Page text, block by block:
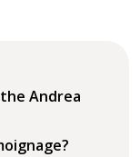
Andrea